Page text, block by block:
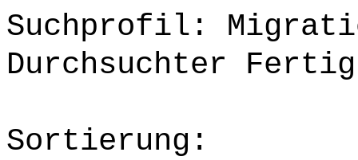
Suchprofil:
Durchsuchter
Sortierung: